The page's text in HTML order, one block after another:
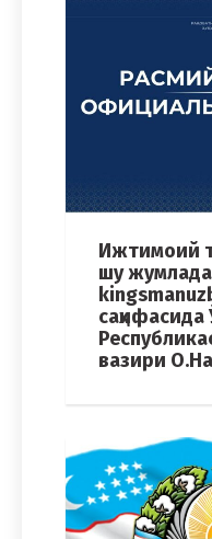
Ижтимоий
шу
саҳифасида
вазири